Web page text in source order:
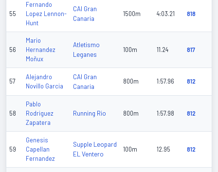
55
Fernando
Lopez Lennon-
Hunt
CAI Gran
Canaria
1500m 4:03.21 818
56
Mario
Hernandez
Moñux
Atletismo
Leganes
100m 11.24 817
57
Alejandro
Novillo Garcia
CAI Gran
Canaria
800m 1:57.96 812
58
Pablo
Rodriguez
Zapatera
Running Rio 800m 1:57.98 812
59
Genesis
Capellan
Fernandez
Supple Leopard
EL Ventero
100m 12.95 812